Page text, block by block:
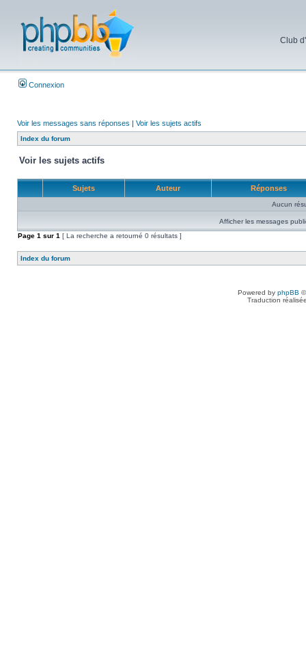
Club
Connexion
Voir les messages sans réponses | Voir les sujets actifs
Index du forum
Voir les sujets actifs
Sujets Auteur Réponses
Aucun
Afficher les messages
Page 1 sur 1 [ La recherche a retourné 0 résultats ]
Index du forum
Powered by phpBB
Traduction